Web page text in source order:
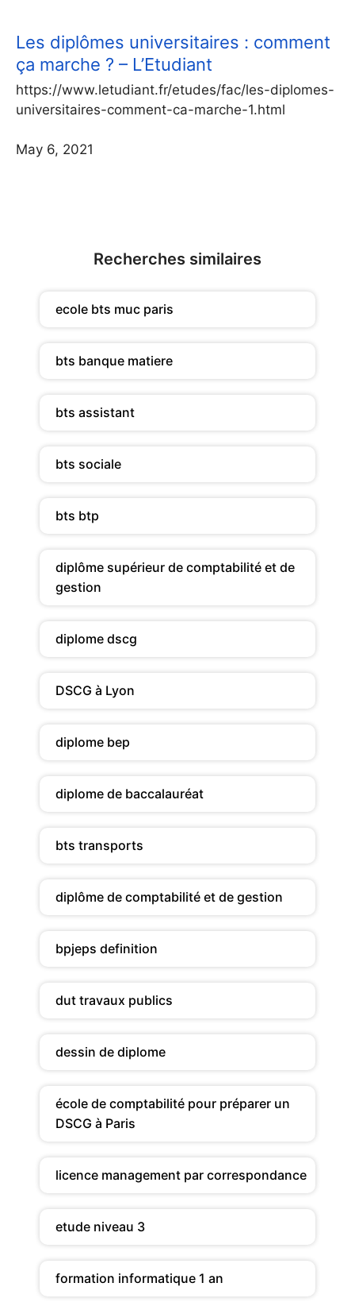
Les diplômes universitaires : comment
ça marche ? – L’Etudiant
https://www.letudiant.fr/etudes/fac/les-diplomes-
universitaires-comment-ca-marche-1.html
May 6, 2021
Recherches similaires
ecole bts muc paris
bts banque matiere
bts assistant
bts sociale
bts btp
diplôme supérieur de comptabilité et de
gestion
diplome dscg
DSCG à Lyon
diplome bep
diplome de baccalauréat
bts transports
diplôme de comptabilité et de gestion
bpjeps definition
dut travaux publics
dessin de diplome
école de comptabilité pour préparer un
DSCG à Paris
licence management par correspondance
etude niveau 3
formation informatique 1 an